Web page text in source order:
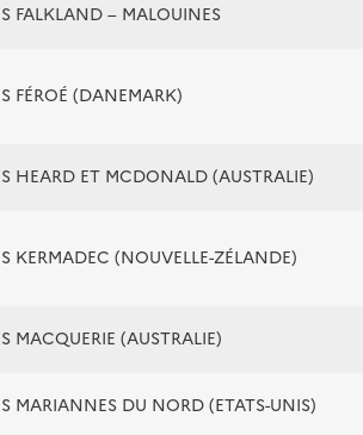
FALKLAND – MALOUINES
FÉROÉ (DANEMARK)
HEARD ET MCDONALD (AUSTRALIE)
KERMADEC (NOUVELLE-ZÉLANDE)
MACQUERIE (AUSTRALIE)
MARIANNES DU NORD (ETATS-UNIS)